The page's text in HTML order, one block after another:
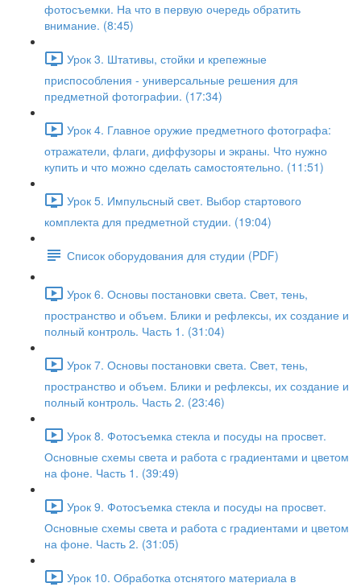
фотосъемки. На что в первую очередь обратить
внимание. (8:45)
Урок 3. Штативы, стойки и крепежные
приспособления - универсальные решения для
предметной фотографии. (17:34)
Урок 4. Главное оружие предметного фотографа:
отражатели, флаги, диффузоры и экраны. Что нужно
купить и что можно сделать самостоятельно. (11:51)
Урок 5. Импульсный свет. Выбор стартового
комплекта для предметной студии. (19:04)
Список оборудования для студии (PDF)
Урок 6. Основы постановки света. Свет, тень,
пространство и объем. Блики и рефлексы, их создание и
полный контроль. Часть 1. (31:04)
Урок 7. Основы постановки света. Свет, тень,
пространство и объем. Блики и рефлексы, их создание и
полный контроль. Часть 2. (23:46)
Урок 8. Фотосъемка стекла и посуды на просвет.
Основные схемы света и работа с градиентами и цветом
на фоне. Часть 1. (39:49)
Урок 9. Фотосъемка стекла и посуды на просвет.
Основные схемы света и работа с градиентами и цветом
на фоне. Часть 2. (31:05)
Урок 10. Обработка отснятого материала в